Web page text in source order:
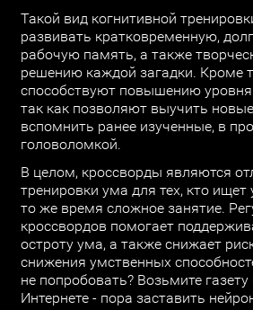
Такой вид когнитивной
развивать кратковременную,
рабочую память, а также
решению каждой загадки. Кроме
способствуют повышению
так как позволяют выучить
вспомнить ранее изученные, в
головоломкой.
В целом, кроссворды являются
тренировки ума для тех, кто ищет
то же время сложное занятие.
кроссвордов помогает
остроту ума, а также снижает
снижения умственных
не попробовать? Возьмите газету
Интернете - пора заставить